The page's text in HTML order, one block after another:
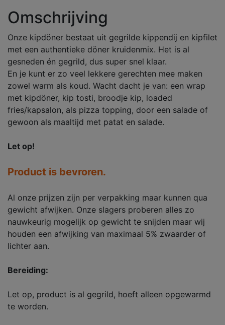
Omschrijving
Onze kipdöner bestaat uit gegrilde kippendij en kipfilet
met een authentieke döner kruidenmix. Het is al
gesneden én gegrild, dus super snel klaar.
En je kunt er zo veel lekkere gerechten mee maken
zowel warm als koud. Wacht dacht je van: een wrap
met kipdöner, kip tosti, broodje kip, loaded
fries/kapsalon, als pizza topping, door een salade of
gewoon als maaltijd met patat en salade.
Let op!
Product is bevroren.
Al onze prijzen zijn per verpakking maar kunnen qua
gewicht afwijken. Onze slagers proberen alles zo
nauwkeurig mogelijk op gewicht te snijden maar wij
houden een afwijking van maximaal 5% zwaarder of
lichter aan.
Bereiding:
Let op, product is al gegrild, hoeft alleen opgewarmd
te worden.